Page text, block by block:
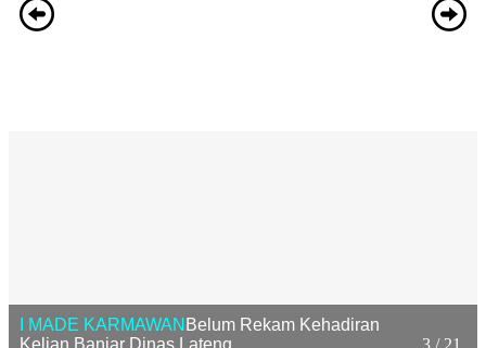
3 / 21
I MADE KARMAWAN Belum Rekam Kehadiran
Kelian Banjar Dinas Lateng